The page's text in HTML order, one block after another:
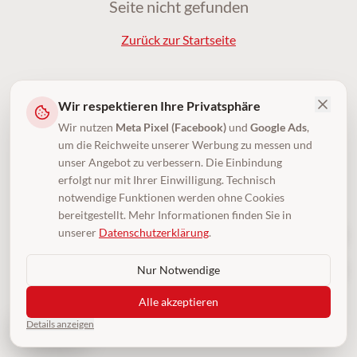
Seite nicht gefunden
Zurück zur Startseite
4,5 (250)
Wir respektieren Ihre Privatsphäre
Wir nutzen Meta Pixel (Facebook) und Google Ads,
um die Reichweite unserer Werbung zu messen und
unser Angebot zu verbessern. Die Einbindung
erfolgt nur mit Ihrer Einwilligung. Technisch
notwendige Funktionen werden ohne Cookies
bereitgestellt. Mehr Informationen finden Sie in
unserer Datenschutzerklärung.
Details anzeigen
Nur Notwendige
Alle akzeptieren